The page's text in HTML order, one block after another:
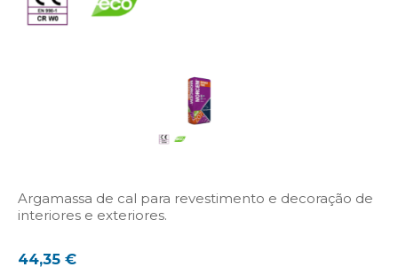
Argamassa de cal para revestimento e decoração de
interiores e exteriores.
44,35 €